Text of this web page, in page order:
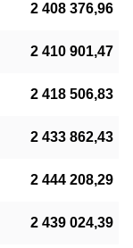
2 408 376,96
2 410 901,47
2 418 506,83
2 433 862,43
2 444 208,29
2 439 024,39